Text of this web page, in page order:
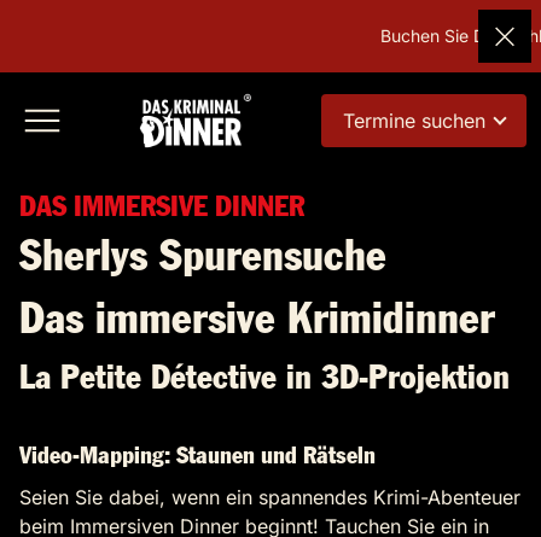
Buchen Sie
Termine suchen
DAS IMMERSIVE DINNER
Sherlys Spurensuche
Das immersive Krimidinner
La Petite Détective in 3D-Projektion
Video-Mapping: Staunen und Rätseln
Seien Sie dabei, wenn ein spannendes Krimi-Abenteuer
beim Immersiven Dinner beginnt! Tauchen Sie ein in